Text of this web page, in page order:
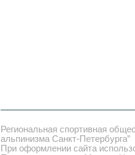
Региональная спортивная
альпинизма Санкт-Петербурга”
При оформлении сайта